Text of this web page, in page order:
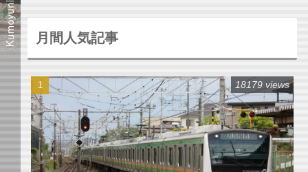
月間人気記事
18179 views